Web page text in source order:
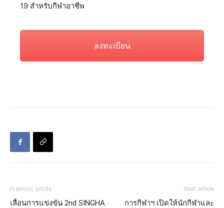
19 สำหรับกีฬาอาชีพ
ลงทะเบียน
Previous article
เลื่อนการแข่งขัน 2nd SINGHA
Next article
การกีฬาฯ เปิดให้นักกีฬาและ